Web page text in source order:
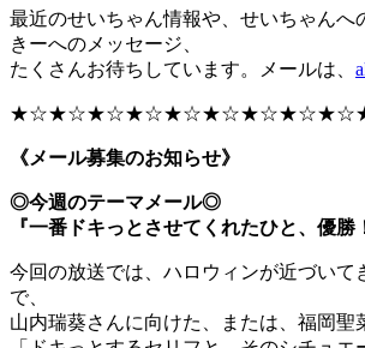
最近のせいちゃん情報や、せいちゃんへ
きーへのメッセージ、
たくさんお待ちしています。メールは、
《メール募集のお知らせ》
◎今週のテーマメール◎
『一番ドキっとさせてくれたひと、優勝
今回の放送では、ハロウィンが近づいて
で、
山内瑞葵さんに向けた、または、福岡聖